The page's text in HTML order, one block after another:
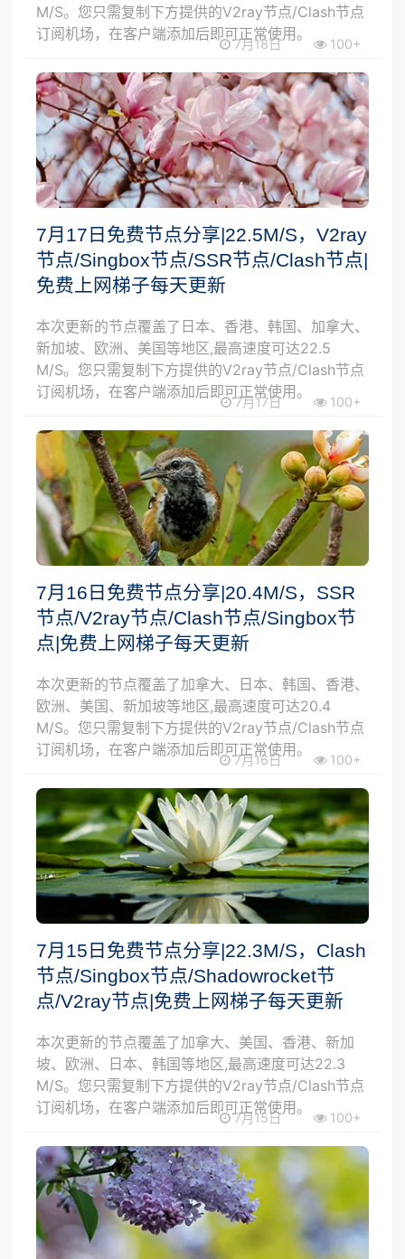
M/S。您只需复制下方提供的V2ray节点/Clash节点
订阅机场，在客户端添加后即可正常使用。
7月18日 100+
7月17日免费节点分享|22.5M/S，V2ray
节点/Singbox节点/SSR节点/Clash节点|
免费上网梯子每天更新
本次更新的节点覆盖了日本、香港、韩国、加拿大、
新加坡、欧洲、美国等地区,最高速度可达22.5
M/S。您只需复制下方提供的V2ray节点/Clash节点
订阅机场，在客户端添加后即可正常使用。
7月17日 100+
7月16日免费节点分享|20.4M/S，SSR
节点/V2ray节点/Clash节点/Singbox节
点|免费上网梯子每天更新
本次更新的节点覆盖了加拿大、日本、韩国、香港、
欧洲、美国、新加坡等地区,最高速度可达20.4
M/S。您只需复制下方提供的V2ray节点/Clash节点
订阅机场，在客户端添加后即可正常使用。
7月16日 100+
7月15日免费节点分享|22.3M/S，Clash
节点/Singbox节点/Shadowrocket节
点/V2ray节点|免费上网梯子每天更新
本次更新的节点覆盖了加拿大、美国、香港、新加
坡、欧洲、日本、韩国等地区,最高速度可达22.3
M/S。您只需复制下方提供的V2ray节点/Clash节点
订阅机场，在客户端添加后即可正常使用。
7月15日 100+